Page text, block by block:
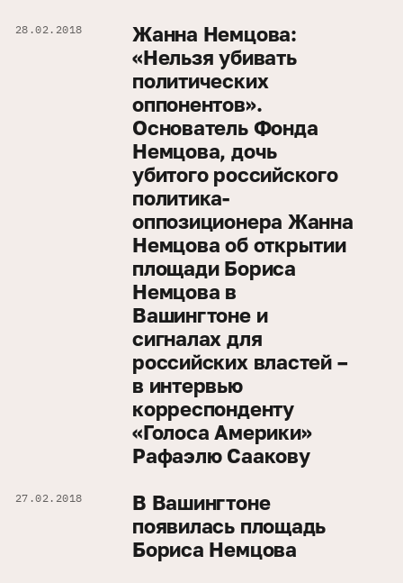
28.02.2018
Жанна Немцова:
«Нельзя убивать
политических
оппонентов».
Основатель Фонда
Немцова, дочь
убитого российского
политика-
оппозиционера Жанна
Немцова об открытии
площади Бориса
Немцова в
Вашингтоне и
сигналах для
российских властей –
в интервью
корреспонденту
«Голоса Америки»
Рафаэлю Саакову
27.02.2018
В Вашингтоне
появилась площадь
Бориса Немцова